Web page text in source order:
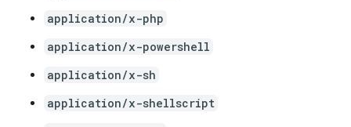
application/x-php
application/x-powershell
application/x-sh
application/x-shellscript